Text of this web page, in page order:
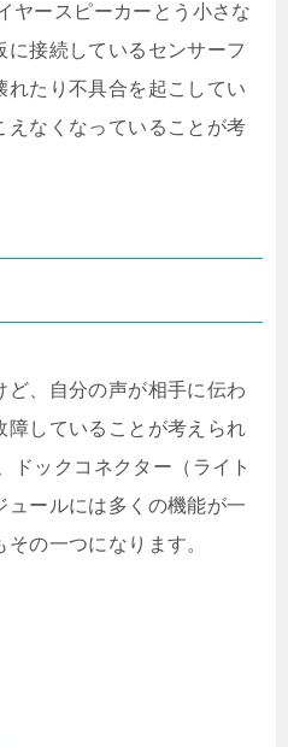
ヤースピーカーとう小さな
接続しているセンサーフ
れたり不具合を起こしてい
えなくなっていることが考
、自分の声が相手に伝わ
障していることが考えられ
ドックコネクター（ライト
ュールには多くの機能が一
の一つになります。